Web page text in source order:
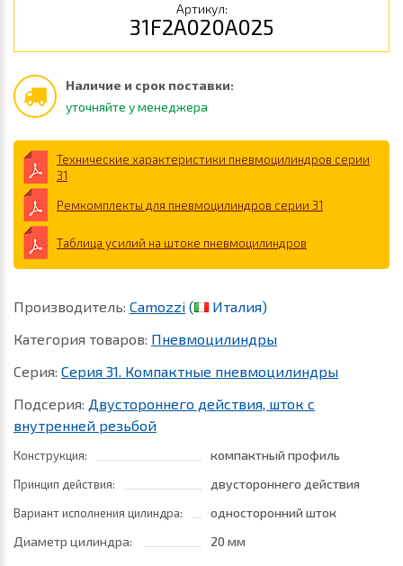
Артикул:
31F2A020A025
Наличие и срок поставки:
уточняйте у менеджера
Технические характеристики пневмоцилиндров серии
31
Ремкомплекты для пневмоцилиндров серии 31
Таблица усилий на штоке пневмоцилиндров
Производитель: Camozzi (
Италия)
Категория товаров: Пневмоцилиндры
Серия: Серия 31. Компактные пневмоцилиндры
Подсерия: Двустороннего действия, шток с
внутренней резьбой
Конструкция: компактный профиль
Принцип действия: двустороннего действия
Вариант исполнения цилиндра:
односторонний шток
Диаметр цилиндра:
20 мм